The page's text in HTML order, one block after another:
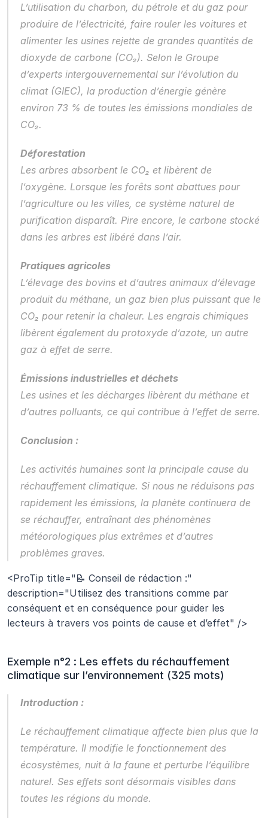
L’utilisation du charbon, du pétrole et du gaz pour
produire de l’électricité, faire rouler les voitures et
alimenter les usines rejette de grandes quantités de
dioxyde de carbone (CO₂). Selon le Groupe
d’experts intergouvernemental sur l’évolution du
climat (GIEC), la production d’énergie génère
environ 73 % de toutes les émissions mondiales de
CO₂.
Déforestation
Les arbres absorbent le CO₂ et libèrent de
l’oxygène. Lorsque les forêts sont abattues pour
l’agriculture ou les villes, ce système naturel de
purification disparaît. Pire encore, le carbone stocké
dans les arbres est libéré dans l’air.
Pratiques agricoles
L’élevage des bovins et d’autres animaux d’élevage
produit du méthane, un gaz bien plus puissant que le
CO₂ pour retenir la chaleur. Les engrais chimiques
libèrent également du protoxyde d’azote, un autre
gaz à effet de serre.
Émissions industrielles et déchets
Les usines et les décharges libèrent du méthane et
d’autres polluants, ce qui contribue à l’effet de serre.
Conclusion :
Les activités humaines sont la principale cause du
réchauffement climatique. Si nous ne réduisons pas
rapidement les émissions, la planète continuera de
se réchauffer, entraînant des phénomènes
météorologiques plus extrêmes et d’autres
problèmes graves.
<ProTip title="📝 Conseil de rédaction :"
description="Utilisez des transitions comme par
conséquent et en conséquence pour guider les
lecteurs à travers vos points de cause et d’effet" />
Exemple n°2 : Les effets du réchauffement
climatique sur l’environnement (325 mots)
Introduction :
Le réchauffement climatique affecte bien plus que la
température. Il modifie le fonctionnement des
écosystèmes, nuit à la faune et perturbe l’équilibre
naturel. Ses effets sont désormais visibles dans
toutes les régions du monde.